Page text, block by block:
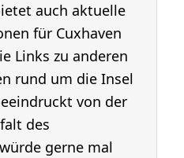
auch aktuelle
für Cuxhaven
Links zu anderen
rund um die Insel
von der
des
gerne mal